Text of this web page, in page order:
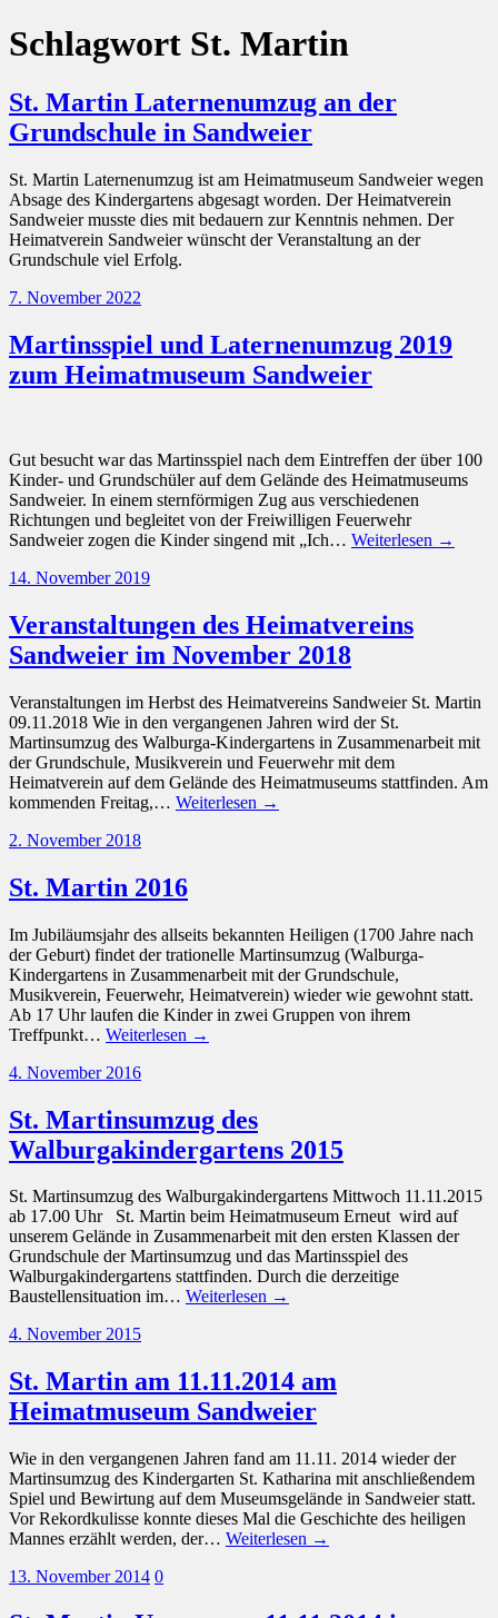
Schlagwort St. Martin
St. Martin Laternenumzug an der
Grundschule in Sandweier
St. Martin Laternenumzug ist am Heimatmuseum Sandweier wegen
Absage des Kindergartens abgesagt worden. Der Heimatverein
Sandweier musste dies mit bedauern zur Kenntnis nehmen. Der
Heimatverein Sandweier wünscht der Veranstaltung an der
Grundschule viel Erfolg.
7. November 2022
Martinsspiel und Laternenumzug 2019
zum Heimatmuseum Sandweier
Gut besucht war das Martinsspiel nach dem Eintreffen der über 100
Kinder- und Grundschüler auf dem Gelände des Heimatmuseums
Sandweier. In einem sternförmigen Zug aus verschiedenen
Richtungen und begleitet von der Freiwilligen Feuerwehr
Sandweier zogen die Kinder singend mit „Ich… Weiterlesen →
14. November 2019
Veranstaltungen des Heimatvereins
Sandweier im November 2018
Veranstaltungen im Herbst des Heimatvereins Sandweier St. Martin
09.11.2018 Wie in den vergangenen Jahren wird der St.
Martinsumzug des Walburga-Kindergartens in Zusammenarbeit mit
der Grundschule, Musikverein und Feuerwehr mit dem
Heimatverein auf dem Gelände des Heimatmuseums stattfinden. Am
kommenden Freitag,… Weiterlesen →
2. November 2018
St. Martin 2016
Im Jubiläumsjahr des allseits bekannten Heiligen (1700 Jahre nach
der Geburt) findet der trationelle Martinsumzug (Walburga-
Kindergartens in Zusammenarbeit mit der Grundschule,
Musikverein, Feuerwehr, Heimatverein) wieder wie gewohnt statt.
Ab 17 Uhr laufen die Kinder in zwei Gruppen von ihrem
Treffpunkt… Weiterlesen →
4. November 2016
St. Martinsumzug des
Walburgakindergartens 2015
St. Martinsumzug des Walburgakindergartens Mittwoch 11.11.2015
ab 17.00 Uhr St. Martin beim Heimatmuseum Erneut wird auf
unserem Gelände in Zusammenarbeit mit den ersten Klassen der
Grundschule der Martinsumzug und das Martinsspiel des
Walburgakindergartens stattfinden. Durch die derzeitige
Baustellensituation im… Weiterlesen →
4. November 2015
St. Martin am 11.11.2014 am
Heimatmuseum Sandweier
Wie in den vergangenen Jahren fand am 11.11. 2014 wieder der
Martinsumzug des Kindergarten St. Katharina mit anschließendem
Spiel und Bewirtung auf dem Museumsgelände in Sandweier statt.
Vor Rekordkulisse konnte dieses Mal die Geschichte des heiligen
Mannes erzählt werden, der… Weiterlesen →
13. November 2014 0